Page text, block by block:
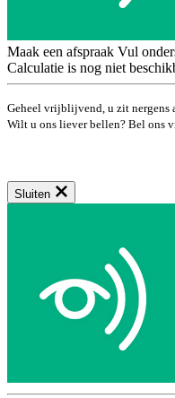
Maak een afspraak Vul
Calculatie is nog niet
Geheel vrijblijvend, u zit nergens
Wilt u ons liever bellen? Bel ons
Sluiten